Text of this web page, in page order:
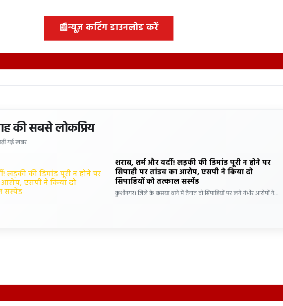
📰न्यूज़ कटिंग डाउनलोड करें
की सबसे लोकप्रिय
गई खबर
शराब, शर्म और वर्दी! लड़की की डिमांड पूरी न होने पर
सिपाही पर तांडव का आरोप, एसपी ने किया दो
सिपाहियों को तत्काल सस्पेंड
कुशीनगर। जिले के कसया थाने में तैनात दो सिपाहियों पर लगे गंभीर आरोपों ने…